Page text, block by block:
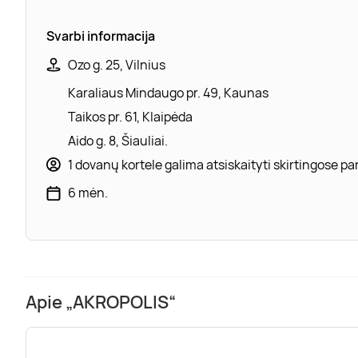
Svarbi informacija
Ozo g. 25, Vilnius
Karaliaus Mindaugo pr. 49, Kaunas
Taikos pr. 61, Klaipėda
Aido g. 8, Šiauliai.
1 dovanų kortele galima atsiskaityti skirtingose
6 mėn.
Apie „AKROPOLIS“